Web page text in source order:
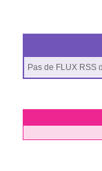
Pas de FLUX RSS